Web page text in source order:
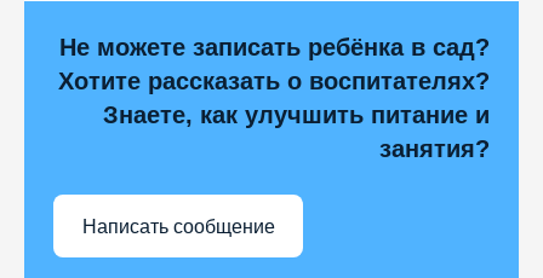
Не можете записать ребёнка в сад?
Хотите рассказать о воспитателях?
Знаете, как улучшить питание и
занятия?
Написать сообщение